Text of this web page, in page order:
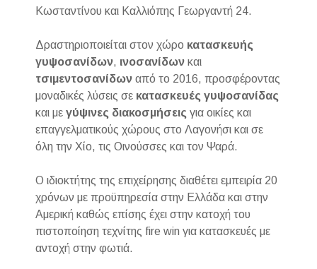
Κωσταντίνου και Καλλιόπης Γεωργαντή 24.
Δραστηριοποιείται στον χώρο κατασκευής
γυψοσανίδων, ινοσανίδων και
τσιμεντοσανίδων από το 2016, προσφέροντας
μοναδικές λύσεις σε κατασκευές γυψοσανίδας
και μεγύψινες διακοσμήσεις για οικίες και
επαγγελματικούς χώρους στο Λαγονήσι και σε
όλη την Χίο, τις Οινούσσες και τον Ψαρά.
Ο ιδιοκτήτης της επιχείρησης διαθέτει εμπειρία 20
χρόνων με προϋπηρεσία στην Ελλάδα και στην
Αμερική καθώς επίσης έχει στην κατοχή του
πιστοποίηση τεχνίτης fire win για κατασκευές με
αντοχή στην φωτιά.